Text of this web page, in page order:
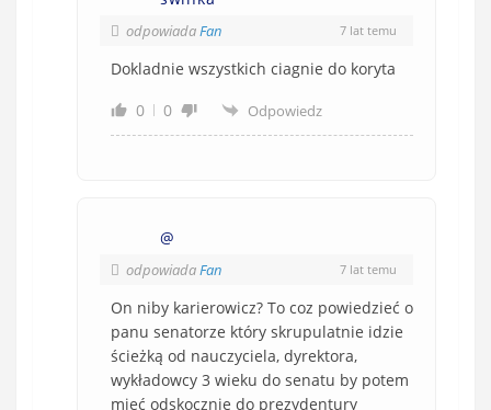
odpowiadaFan 7 lat temu
Dokladnie wszystkich ciagnie do koryta
0
0 Odpowiedz
@
odpowiadaFan 7 lat temu
On niby karierowicz? To coz powiedzieć o
panu senatorze który skrupulatnie idzie
ścieżką od nauczyciela, dyrektora,
wykładowcy 3 wieku do senatu by potem
mieć odskocznię do prezydentury